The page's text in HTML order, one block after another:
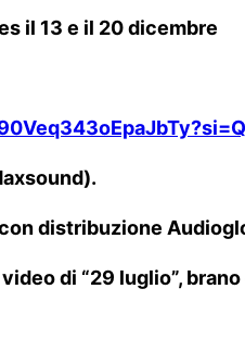
il 13 e il 20 dicembre
distribuzione
di “29 luglio”,